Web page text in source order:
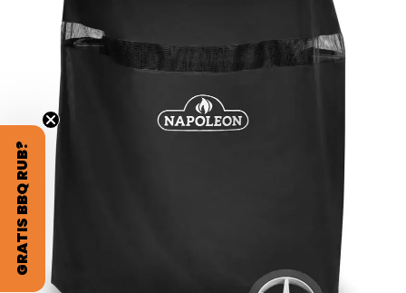
GRATIS BBQ RUB?